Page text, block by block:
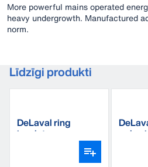
More powerful mains operated
heavy undergrowth. Manufactured
norm.
Līdzīgi produkti
DeLaval ring
insulator